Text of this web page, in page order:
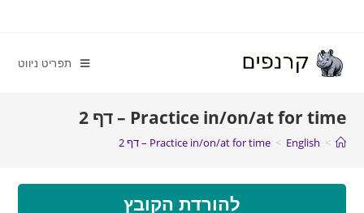
תפריט ניווט
Practice in/on/at for time – דף 2
>
English
> Practice in/on/at for time – דף 2
להורדת הקובץ